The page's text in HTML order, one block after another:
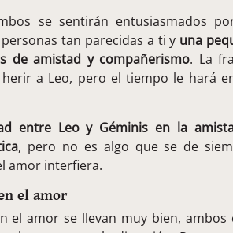
se sentirán entusiasmados
tan parecidas a ti y una
de amistad y compañerismo. La
a Leo, pero el tiempo le hará
entre Leo y Géminis en la
, pero no es algo que se de
amor interfiera.
el amor
el amor se llevan muy bien,